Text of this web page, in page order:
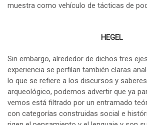
muestra como vehículo de tácticas de
HEGEL
Sin embargo, alrededor de dichos tres
experiencia se perfilan también claras
lo que se refiere a los discursos y
arqueológico, podemos advertir que ya
vemos está filtrado por un entramado
con categorías construidas social e